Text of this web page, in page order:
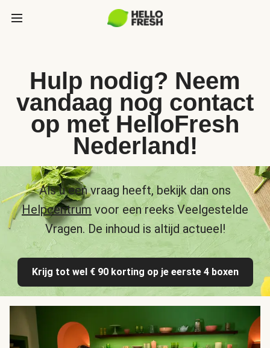
Hulp nodig? Neem
vandaag nog contact
op met HelloFresh
Nederland!
Als u een vraag heeft, bekijk dan ons
Helpcentrum voor een reeks Veelgestelde
Vragen. De inhoud is altijd actueel!
Krijg tot wel € 90 korting op je eerste 4 boxen